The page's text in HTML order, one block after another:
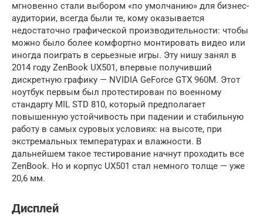
мгновенно стали выбором «по умолчанию» для бизнес-
аудитории, всегда были те, кому оказывается
недостаточно графической производительности: чтобы
можно было более комфортно монтировать видео или
иногда поиграть в серьезные игры. Эту нишу занял в
2014 году ZenBook UX501, впервые получивший
дискретную графику — NVIDIA GeForce GTX 960M. Этот
ноутбук первым был протестирован по военному
стандарту MIL STD 810, который предполагает
повышенную устойчивость при падении и стабильную
работу в самых суровых условиях: на высоте, при
экстремальных температурах и влажности. В
дальнейшем такое тестирование начнут проходить все
ZenBook. Но и корпус UX501 стал немного толще — уже
20,6 мм.
Дисплей